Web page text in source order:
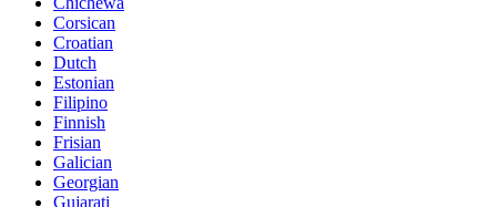
Corsican
Croatian
Dutch
Estonian
Filipino
Finnish
Frisian
Galician
Georgian
Gujarati